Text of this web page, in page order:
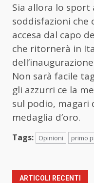
Sia allora lo sport
soddisfazioni che
accesa dal capo
che ritornerà in
Non sarà facile
gli azzurri ce la
sul podio, magari
medaglia d’oro.
Tags: Opinioni primo
ARTICOLI RECENTI